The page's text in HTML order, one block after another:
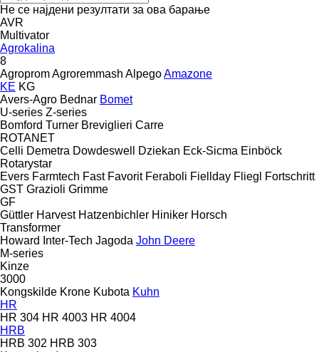
Не се најдени резултати за ова барање
AVR
Multivator
Agrokalina
8
AgropromAgroremmash AlpegoAmazone
KE KG
Avers-Agro Bednar Bomet
U-series Z-series
Bomford Turner Breviglieri Carre
ROTANET
Celli Demetra Dowdeswell Dziekan Eck-Sicma Einböck
Rotarystar
Evers Farmtech Fast Favorit Feraboli Fiellday Fliegl
Fortschritt
GST Grazioli Grimme
GF
Güttler Harvest Hatzenbichler Hiniker Horsch
Transformer
Howard
Inter-Tech Jagoda John Deere
M-series
Kinze
3000
Kongskilde Krone Kubota Kuhn
HR
HR 304 HR 4003 HR 4004
HRB
HRB 302 HRB 303